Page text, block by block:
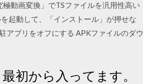
動画変換」でTSファイルを汎用性高い
起動して、「インストール」が押せな
アプリをオフにする APKファイルのダウ
初から入ってます。